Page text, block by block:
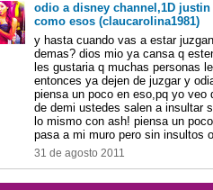
odio a disney channel,1D
como esos (claucarolina1981)
y hasta cuando vas a estar
demas? dios mio ya cansa q
les gustaria q muchas personas
entonces ya dejen de juzgar y
piensa un poco en eso,pq yo veo
de demi ustedes salen a insultar
lo mismo con ash! piensa un
pasa a mi muro pero sin insultos
31 de agosto 2011